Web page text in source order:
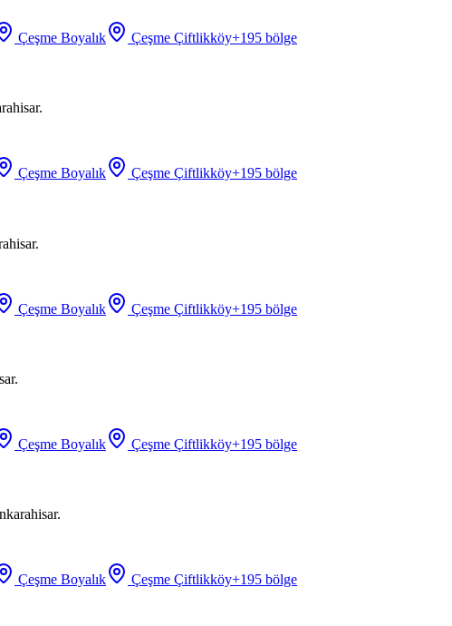
Çeşme Boyalık Çeşme Çiftlikköy+195 bölge
Çeşme Boyalık Çeşme Çiftlikköy+195 bölge
Çeşme Boyalık Çeşme Çiftlikköy+195 bölge
Çeşme Boyalık Çeşme Çiftlikköy+195 bölge
Çeşme Boyalık Çeşme Çiftlikköy+195 bölge